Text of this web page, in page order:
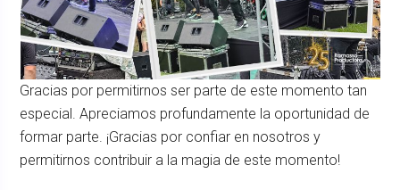
Gracias por permitirnos ser parte de este momento tan
especial. Apreciamos profundamente la oportunidad de
formar parte. ¡Gracias por confiar en nosotros y
permitirnos contribuir a la magia de este momento!